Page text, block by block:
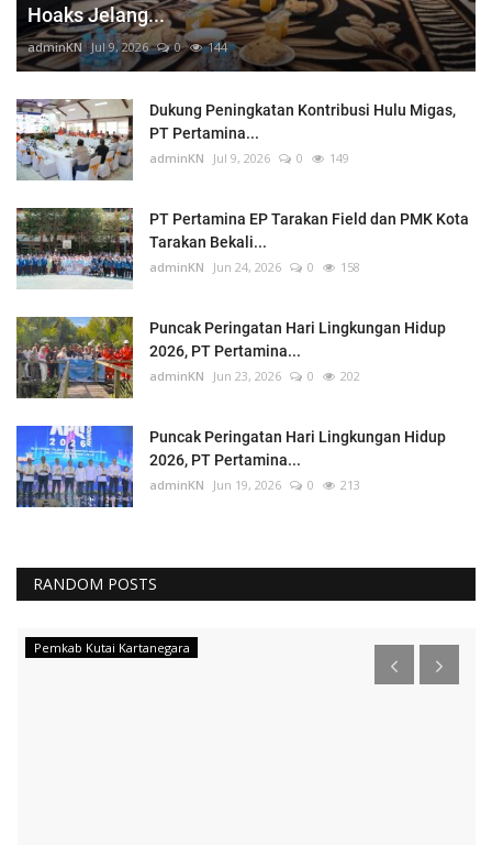
Hoaks Jelang...
adminKN Jul 9, 2026 0 144
Dukung Peningkatan Kontribusi Hulu Migas,
PT Pertamina...
adminKN Jul 9, 2026 0 149
PT Pertamina EP Tarakan Field dan PMK Kota
Tarakan Bekali...
adminKN Jun 24, 2026 0 158
Puncak Peringatan Hari Lingkungan Hidup
2026, PT Pertamina...
adminKN Jun 23, 2026 0 202
Puncak Peringatan Hari Lingkungan Hidup
2026, PT Pertamina...
adminKN Jun 19, 2026 0 213
RANDOM POSTS
Pemkab Kutai Kartanegara